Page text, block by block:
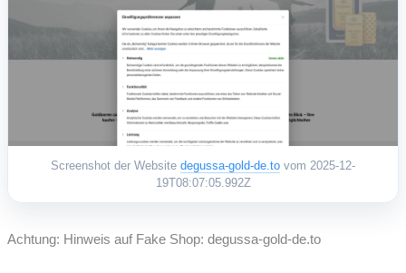
Screenshot der Website degussa-gold-de.to vom 2025-12-
19T08:07:05.992Z
Achtung: Hinweis auf Fake Shop: degussa-gold-de.to